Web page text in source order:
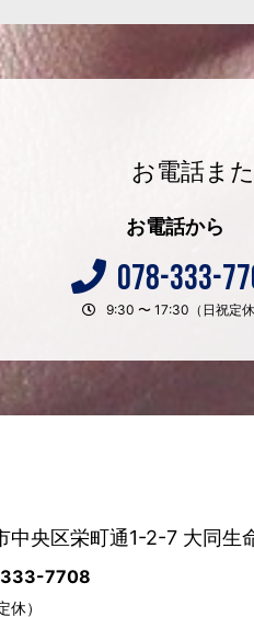
お電話ま
お電話から
078-333-
9:30 〜 17:30（日祝定休
中央区栄町通1-2-7 大同生
7708
）